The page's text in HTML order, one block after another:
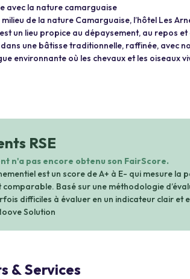
avec la nature camarguaise
de la nature Camarguaise, l’hôtel Les
un lieu propice au dépaysement, au repos
une bâtisse traditionnelle, raffinée, avec
environnante où les chevaux et les oiseaux
RSE
n'a pas encore obtenu son FairScore.
est un score de A+ à E- qui mesure la
comparable. Basé sur une méthodologie
difficiles à évaluer en un indicateur clair et
Solution
& Services